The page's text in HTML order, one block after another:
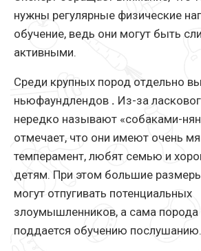
нужны регулярные физические
обучение, ведь они могут быть
активными.
Среди крупных пород отдельно
ньюфаундлендов . Из-за
нередко называют «собаками-
отмечает, что они имеют очень
темперамент, любят семью и
детям. При этом большие
могут отпугивать потенциальных
злоумышленников, а сама
поддается обучению послушанию.